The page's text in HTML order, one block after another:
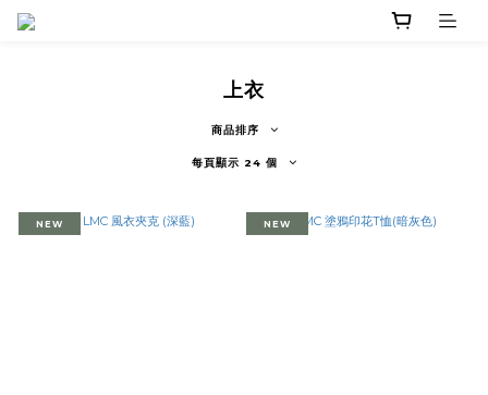
上衣
商品排序
每頁顯示 24 個
NEW NEW